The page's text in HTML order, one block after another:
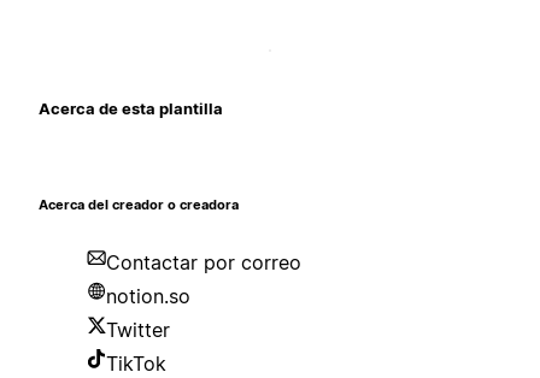
Acerca de esta plantilla
Acerca del creador o creadora
Contactar por correo
notion.so
Twitter
TikTok